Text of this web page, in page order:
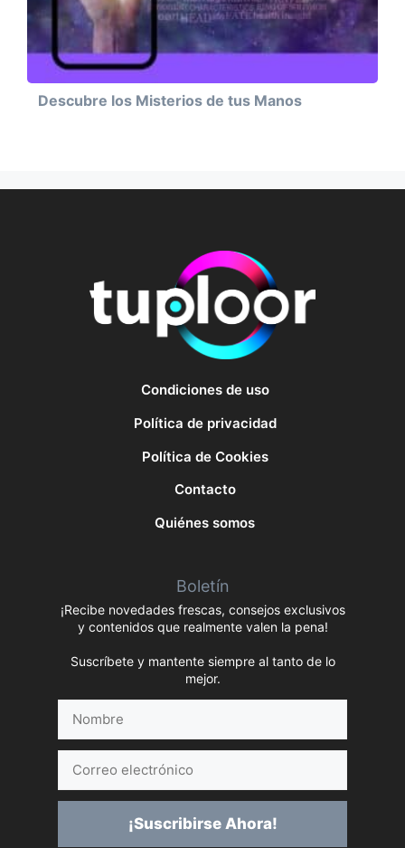
Descubre los Misterios de tus Manos
Condiciones de uso
Política de privacidad
Política de Cookies
Contacto
Quiénes somos
Boletín
¡Recibe novedades frescas, consejos exclusivos
y contenidos que realmente valen la pena!
Suscríbete y mantente siempre al tanto de lo
mejor.
electrónico
¡Suscribirse Ahora!